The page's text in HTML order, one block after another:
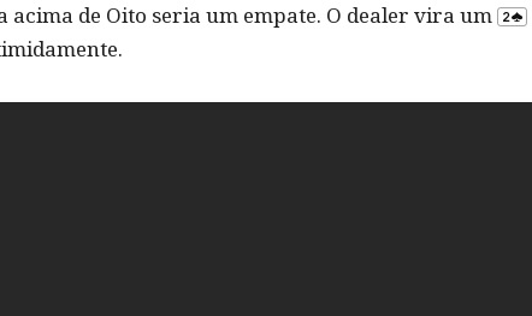
de Oito seria um empate. O dealer vira um